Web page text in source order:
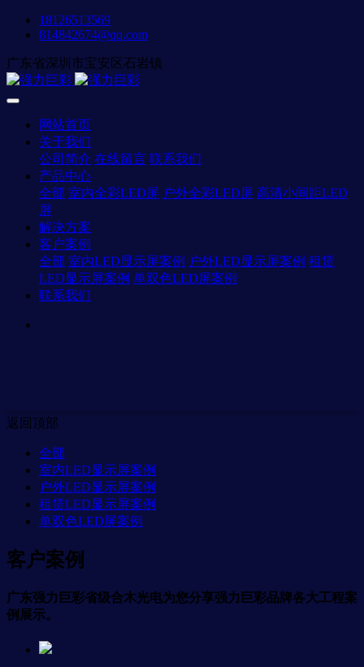
18126513569
814842674@qq.com
广东省深圳市宝安区石岩镇
网站首页
关于我们
公司简介 在线留言 联系我们
产品中心
全部 室内全彩LED屏 户外全彩LED屏 高清小间距LED
屏
解决方案
客户案例
全部 室内LED显示屏案例 户外LED显示屏案例 租赁
LED显示屏案例 单双色LED屏案例
联系我们
返回顶部
全部
室内LED显示屏案例
户外LED显示屏案例
租赁LED显示屏案例
单双色LED屏案例
客户案例
广东强力巨彩省级合木光电为您分享强力巨彩品牌各大工程案
例展示。